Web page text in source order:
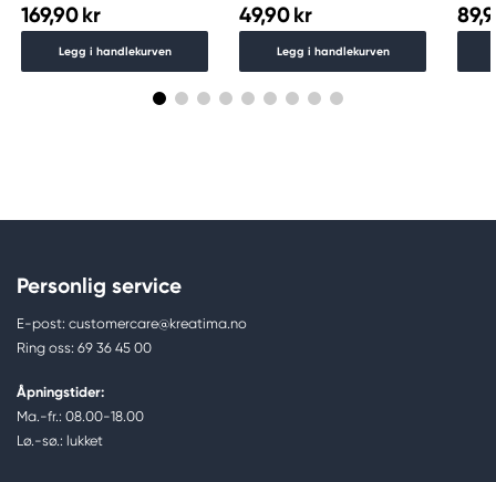
169,90 kr
Legg i handlekurven
49,90 kr
Legg i handlekurven
Personlig service
E-post: customercare@kreatima.no
Ring oss: 69 36 45 00
Åpningstider:
Ma.-fr.: 08.00-18.00
Lø.-sø.: lukket